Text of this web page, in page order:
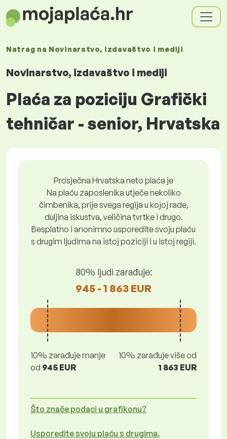
Natrag na Novinarstvo, izdavaštvo i mediji
Novinarstvo, izdavaštvo i mediji
Plaća za poziciju Grafički
tehničar - senior, Hrvatska
Prosječna Hrvatska neto plaća je
Na plaću zaposlenika utječe nekoliko
čimbenika, prije svega regija u kojoj rade,
duljina iskustva, veličina tvrtke i drugo.
Besplatno i anonimno usporedite svoju plaću
s drugim ljudima na istoj poziciji i u istoj regiji.
80% ljudi zarađuje:
945 - 1 863 EUR
10% zarađuje manje
od 945 EUR
10% zarađuje više od
1 863 EUR
Što znače podaci u grafikonu?
Usporedite svoju plaću s drugima.